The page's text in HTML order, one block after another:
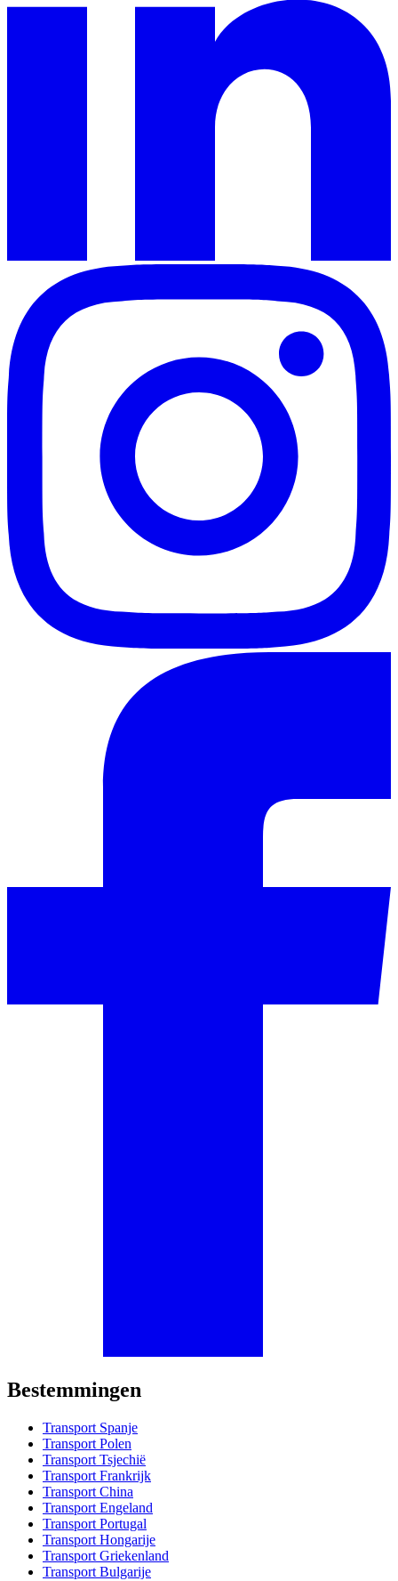
Bestemmingen
Transport Spanje
Transport Polen
Transport Tsjechië
Transport Frankrijk
Transport China
Transport Engeland
Transport Portugal
Transport Hongarije
Transport Griekenland
Transport Bulgarije